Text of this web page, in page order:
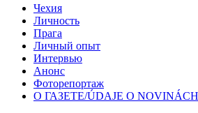
Чехия
Личность
Прага
Личный опыт
Интервью
Анонс
Фоторепортаж
О ГАЗЕТЕ/ÚDAJE O NOVINÁCH